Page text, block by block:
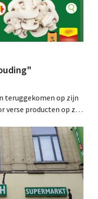
teruggekomen op zijn
verse producten op zijn
goed